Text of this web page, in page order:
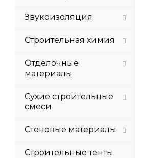
Звукоизоляция
Строительная химия
Отделочные
материалы
Сухие строительные
смеси
Стеновые материалы
Строительные тенты